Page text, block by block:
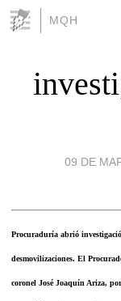
MQH
09 DE
Procuraduría abrió
desmovilizaciones. El
coronel José Joaquín Ariza,